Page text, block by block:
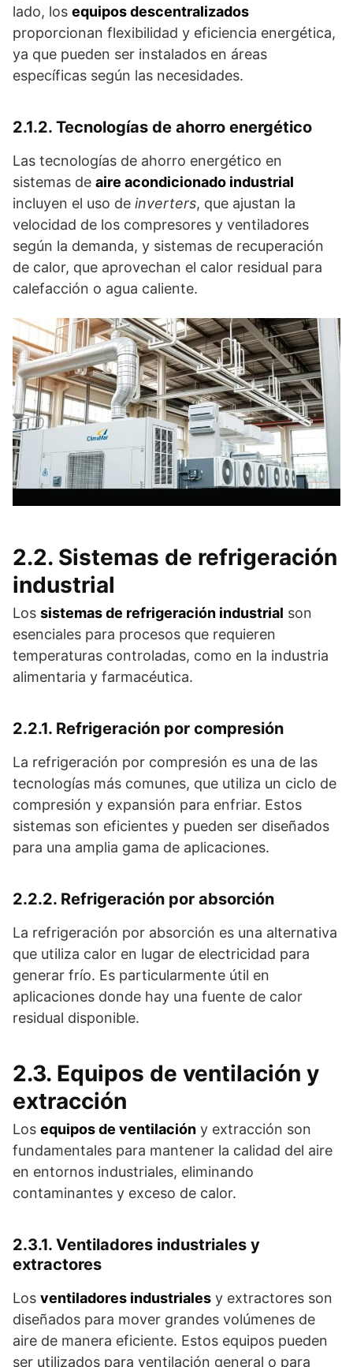
lado, los equipos descentralizados
proporcionan flexibilidad y eficiencia energética,
ya que pueden ser instalados en áreas
específicas según las necesidades.
2.1.2. Tecnologías de ahorro energético
Las tecnologías de ahorro energético en
sistemas de aire acondicionado industrial
incluyen el uso de inverters, que ajustan la
velocidad de los compresores y ventiladores
según la demanda, y sistemas de recuperación
de calor, que aprovechan el calor residual para
calefacción o agua caliente.
2.2. Sistemas de refrigeración
industrial
Los sistemas de refrigeración industrial son
esenciales para procesos que requieren
temperaturas controladas, como en la industria
alimentaria y farmacéutica.
2.2.1. Refrigeración por compresión
La refrigeración por compresión es una de las
tecnologías más comunes, que utiliza un ciclo de
compresión y expansión para enfriar. Estos
sistemas son eficientes y pueden ser diseñados
para una amplia gama de aplicaciones.
2.2.2. Refrigeración por absorción
La refrigeración por absorción es una alternativa
que utiliza calor en lugar de electricidad para
generar frío. Es particularmente útil en
aplicaciones donde hay una fuente de calor
residual disponible.
2.3. Equipos de ventilación y
extracción
Los equipos de ventilación y extracción son
fundamentales para mantener la calidad del aire
en entornos industriales, eliminando
contaminantes y exceso de calor.
2.3.1. Ventiladores industriales y
extractores
Los ventiladores industriales y extractores son
diseñados para mover grandes volúmenes de
aire de manera eficiente. Estos equipos pueden
ser utilizados para ventilación general o para